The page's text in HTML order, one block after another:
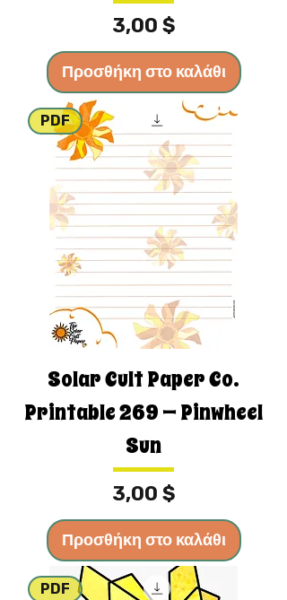
Τιμή
3,00 $
Προσθήκη στο καλάθι
PDF
Solar Cult Paper Co.
Printable 269 — Pinwheel
Sun
Τιμή
3,00 $
Προσθήκη στο καλάθι
PDF